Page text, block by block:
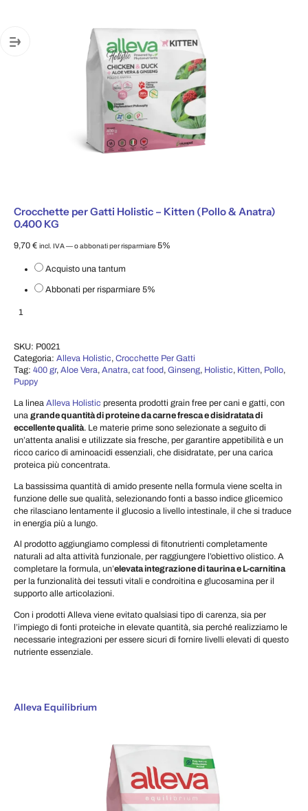
Crocchette per Gatti Holistic – Kitten (Pollo & Anatra)
0.400 KG
9,70 € incl. IVA—o abbonati per risparmiare 5%
Acquisto una tantum
Abbonati per risparmiare 5%
Crocchette per Gatti Holistic – Kitten (Pollo & Anatra) 0.400 KG quantità
SKU: P0021
Categoria: Alleva Holistic, Crocchette Per Gatti
Tag: 400 gr, Aloe Vera, Anatra, cat food, Ginseng, Holistic, Kitten, Pollo,
Puppy
La linea Alleva Holistic presenta prodotti grain free per cani e gatti, con
una grande quantità di proteine da carne fresca e disidratata di
eccellente qualità. Le materie prime sono selezionate a seguito di
un’attenta analisi e utilizzate sia fresche, per garantire appetibilità e un
ricco carico di aminoacidi essenziali, che disidratate, per una carica
proteica più concentrata.
La bassissima quantità di amido presente nella formula viene scelta in
funzione delle sue qualità, selezionando fonti a basso indice glicemico
che rilasciano lentamente il glucosio a livello intestinale, il che si traduce
in energia più a lungo.
Al prodotto aggiungiamo complessi di fitonutrienti completamente
naturali ad alta attività funzionale, per raggiungere l’obiettivo olistico. A
completare la formula, un’elevata integrazione di taurina e L-carnitina
per la funzionalità dei tessuti vitali e condroitina e glucosamina per il
supporto alle articolazioni.
Con i prodotti Alleva viene evitato qualsiasi tipo di carenza, sia per
l’impiego di fonti proteiche in elevate quantità, sia perché realizziamo le
necessarie integrazioni per essere sicuri di fornire livelli elevati di questo
nutriente essenziale.
Alleva Equilibrium